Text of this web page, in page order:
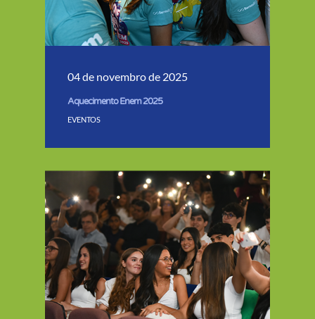
04 de novembro de 2025
Aquecimento Enem 2025
EVENTOS